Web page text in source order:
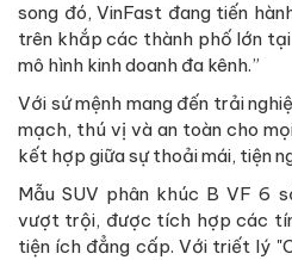
song đó, VinFast đang tiến
trên khắp các thành phố lớn
mô hình kinh doanh đa kênh.”
Với sứ mệnh mang đến trải
mạch, thú vị và an toàn cho
kết hợp giữa sự thoải mái, tiện
Mẫu SUV phân khúc B VF 6
vượt trội, được tích hợp các
tiện ích đẳng cấp. Với triết lý